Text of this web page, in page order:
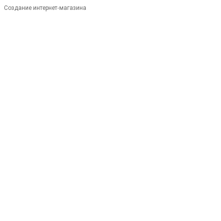
Создание интернет-магазина